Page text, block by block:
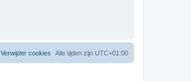
Alle tijden zijn UTC+01:00
Verwijder cookies